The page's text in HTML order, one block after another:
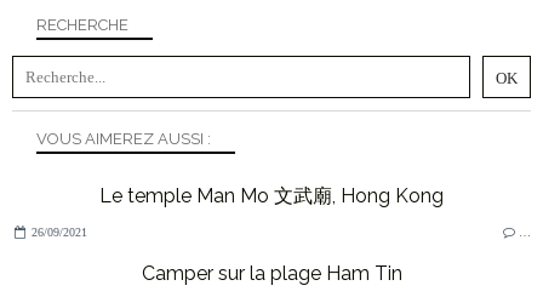
RECHERCHE
VOUS AIMEREZ AUSSI :
Le temple Man Mo 文武廟, Hong Kong
26/09/2021
Camper sur la plage Ham Tin